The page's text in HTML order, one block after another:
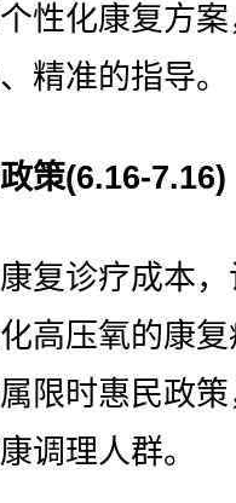
性化康复方
精准的指导。
策(6.16-7.16)
诊疗成本，
高压氧的康
限时惠民政
调理人群。